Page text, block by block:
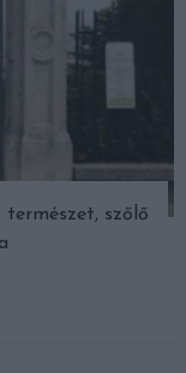
természet, szőlő